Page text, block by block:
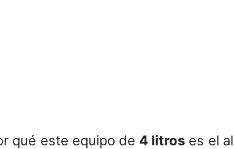
qué este equipo de 4 litros es el